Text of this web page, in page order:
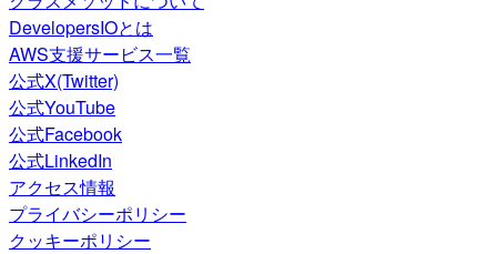
DevelopersIOとは
AWS支援サービス一覧
公式X(Twitter)
公式YouTube
公式Facebook
公式LinkedIn
アクセス情報
プライバシーポリシー
クッキーポリシー